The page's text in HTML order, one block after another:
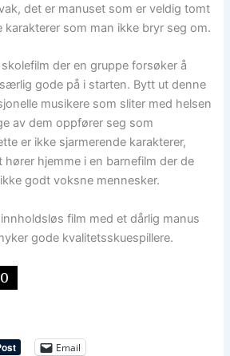
det er manuset som er veldig tomt
karakterer som man ikke bryr seg om.
der en gruppe forsøker å
gode på i starten. Bytt ut denne
musikere som sliter med helsen
av dem oppfører seg som
er ikke sjarmerende karakterer,
hører hjemme i en barnefilm der de
godt voksne mennesker.
film med et dårlig manus
gode kvalitetsskuespillere.
Email